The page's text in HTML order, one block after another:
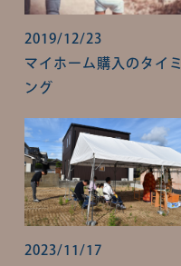
2019/12/23
マイホーム購入のタイミ
ング
2023/11/17